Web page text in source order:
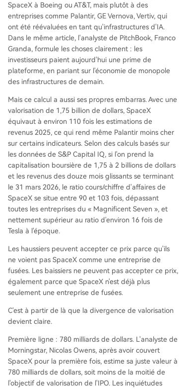
SpaceX à Boeing ou AT&T, mais plutôt à des
entreprises comme Palantir, GE Vernova, Vertiv, qui
ont été réévaluées en tant qu'infrastructures d'IA.
Dans le même article, l'analyste de PitchBook, Franco
Granda, formule les choses clairement : les
investisseurs paient aujourd'hui une prime de
plateforme, en pariant sur l'économie de monopole
des infrastructures de demain.
Mais ce calcul a aussi ses propres embarras. Avec une
valorisation de 1,75 billion de dollars, SpaceX
équivaut à environ 110 fois les estimations de
revenus 2025, ce qui rend même Palantir moins cher
sur certains indicateurs. Selon des calculs basés sur
les données de S&P Capital IQ, si l'on prend la
capitalisation boursière de 1,75 à 2 billions de dollars
et les revenus des douze mois glissants se terminant
le 31 mars 2026, le ratio cours/chiffre d'affaires de
SpaceX se situe entre 90 et 103 fois, dépassant
toutes les entreprises du « Magnificent Seven », et
nettement supérieur au ratio d'environ 16 fois de
Tesla à l'époque.
Les haussiers peuvent accepter ce prix parce qu'ils
ne voient pas SpaceX comme une entreprise de
fusées. Les baissiers ne peuvent pas accepter ce prix,
également parce que SpaceX n'est déjà plus
seulement une entreprise de fusées.
C'est à partir de là que la divergence de valorisation
devient claire.
Première ligne : 780 milliards de dollars. L'analyste de
Morningstar, Nicolas Owens, après avoir couvert
SpaceX pour la première fois, estime sa juste valeur à
780 milliards de dollars, soit moins de la moitié de
l'objectif de valorisation de l'IPO. Les inquiétudes